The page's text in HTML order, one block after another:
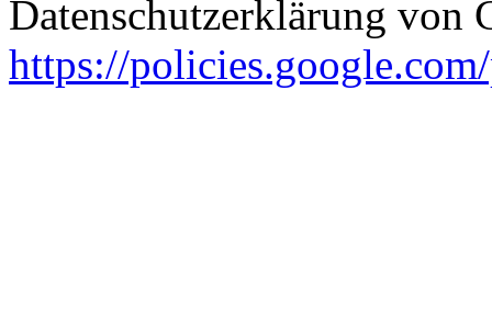
Datenschutzerklärung von
https://